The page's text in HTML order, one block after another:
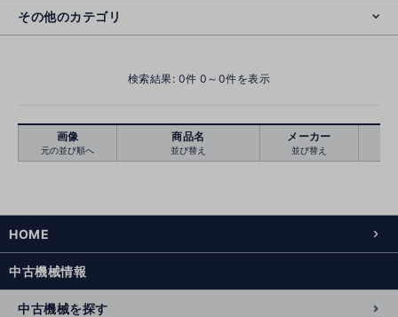
絞り込む クリア
その他のカテゴリ
検索結果: 0件 0～0件を表示
画像
元の並び順へ
商品名
並び替え
メーカー
並び替え
HOME
中古機械情報
中古機械を探す